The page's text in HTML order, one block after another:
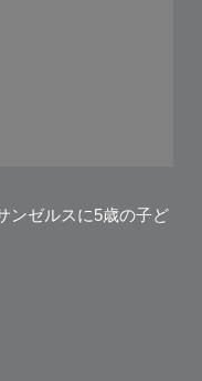
ンゼルスに5歳の子ど